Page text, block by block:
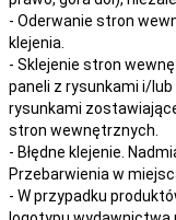
- Oderwanie stron
klejenia.
- Sklejenie stron
paneli z rysunkami i/
rysunkami
stron wewnętrznych.
- Błędne klejenie.
Przebarwienia w
- W przypadku